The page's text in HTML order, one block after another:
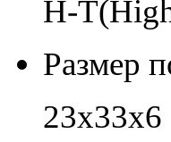
H-
Размер
23х33х6